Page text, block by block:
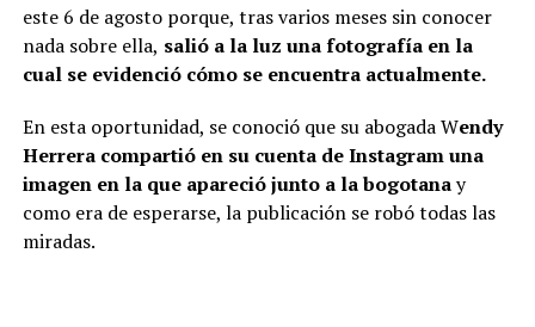
bien. Incluso, para que dejen el
tema ahí también, con la
mamá de la niña estoy bien.
Como se lo dije a ella, tal vez
en algunas vainas no
compaginamos, se acabó lo
este 6 de agosto porque, tras varios meses sin conocer
nada sobre ella, salió a la luz una fotografía en la
cual se evidenció cómo se encuentra actualmente.
En esta oportunidad, se conoció que su abogada Wendy
Herrera compartió en su cuenta de Instagram una
imagen en la que apareció junto a la bogotanay
como era de esperarse, la publicación se robó todas las
miradas.